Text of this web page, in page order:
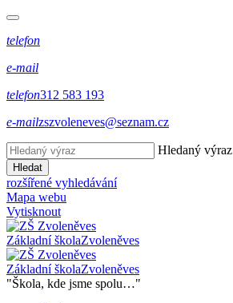
telefon
e-mail
telefon312 583 193
e-mailzszvoleneves@seznam.cz
Hledaný výraz
Hledat
rozšířené vyhledávání
Mapa webu
Vytisknout
Základní školaZvoleněves
Základní školaZvoleněves
"Škola, kde jsme spolu…"